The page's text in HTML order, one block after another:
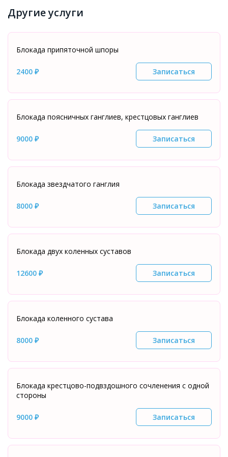
Другие услуги
Блокада припяточной шпоры
2400 ₽ Записаться
Блокада поясничных ганглиев, крестцовых ганглиев
9000 ₽ Записаться
Блокада звездчатого ганглия
8000 ₽ Записаться
Блокада двух коленных суставов
12600 ₽ Записаться
Блокада коленного сустава
8000 ₽ Записаться
Блокада крестцово-подвздошного сочленения с одной
стороны
9000 ₽ Записаться